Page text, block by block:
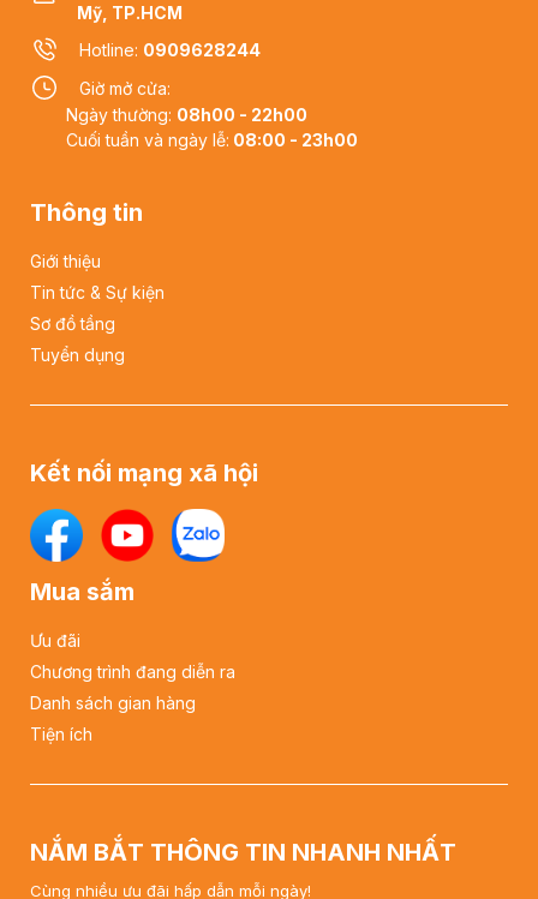
Mỹ, TP.HCM
Hotline: 0909628244
Giờ mở cửa:
Ngày thường: 08h00 - 22h00
Cuối tuần và ngày lễ: 08:00 - 23h00
Thông tin
Giới thiệu
Tin tức & Sự kiện
Sơ đồ tầng
Tuyển dụng
Kết nối mạng xã hội
Mua sắm
Ưu đãi
Chương trình đang diễn ra
Danh sách gian hàng
Tiện ích
NẮM BẮT THÔNG TIN NHANH NHẤT
Cùng nhiều ưu đãi hấp dẫn mỗi ngày!